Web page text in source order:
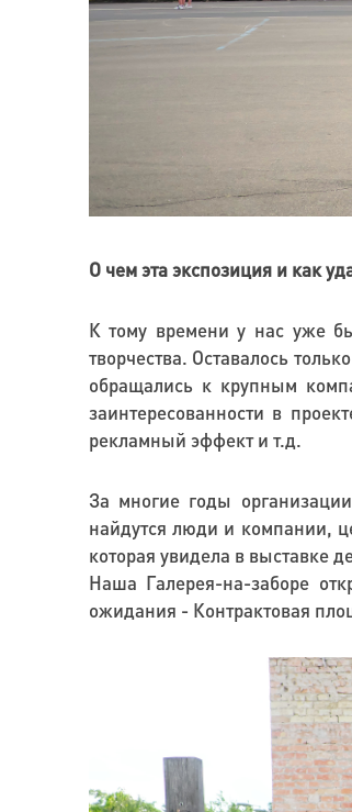
О чем эта экспозиция и как
К тому времени у нас уже
творчества. Оставалось
обращались к крупным
заинтересованности в
рекламный эффект и т.д.
За многие годы
найдутся люди и компании,
которая увидела в выставке
Наша Галерея-на-заборе
ожидания - Контрактовая